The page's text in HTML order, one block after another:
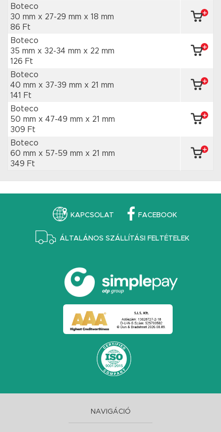
Boteco
30 mm x 27-29 mm x 18 mm
86 Ft
Boteco
35 mm x 32-34 mm x 22 mm
126 Ft
Boteco
40 mm x 37-39 mm x 21 mm
141 Ft
Boteco
50 mm x 47-49 mm x 21 mm
309 Ft
Boteco
60 mm x 57-59 mm x 21 mm
349 Ft
KAPCSOLAT FACEBOOK
ÁLTALÁNOS SZÁLLÍTÁSI FELTÉTELEK
NAVIGÁCIÓ